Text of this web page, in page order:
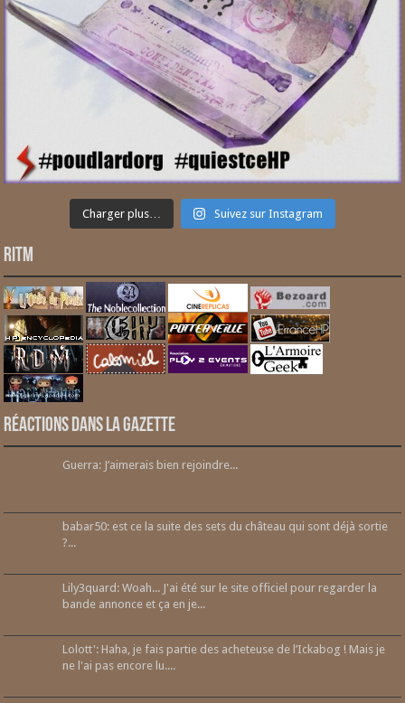
Charger plus… Suivez sur Instagram
RITM
Réactions dans la gazette
Guerra: J’aimerais bien rejoindre...
babar50: est ce la suite des sets du château qui sont déjà sortie
?...
Lily3quard: Woah... J'ai été sur le site officiel pour regarder la
bande annonce et ça en je...
Lolott': Haha, je fais partie des acheteuse de l’Ickabog ! Mais je
ne l'ai pas encore lu....